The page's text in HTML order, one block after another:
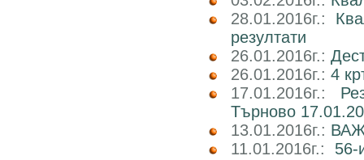
28.01.2016г.:
резултати
26.01.2016г.:
26.01.2016г.: 4
17.01.2016г.:
Търново
13.01.2016г.:
11.01.2016г.: 56-